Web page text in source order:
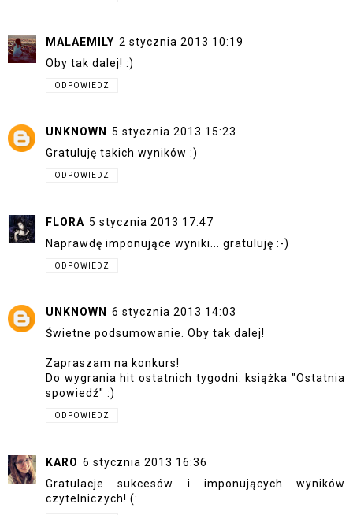
MALAEMILY 2 stycznia 2013 10:19
Oby tak dalej! :)
ODPOWIEDZ
UNKNOWN
5 stycznia 2013 15:23
Gratuluję takich wyników :)
ODPOWIEDZ
FLORA 5 stycznia 2013 17:47
Naprawdę imponujące wyniki... gratuluję :-)
ODPOWIEDZ
UNKNOWN
6 stycznia 2013 14:03
Świetne podsumowanie. Oby tak dalej!
Zapraszam na konkurs!
Do wygrania hit ostatnich tygodni: książka "Ostatnia
spowiedź" :)
ODPOWIEDZ
KARO 6 stycznia 2013 16:36
Gratulacje sukcesów i imponujących wyników
czytelniczych! (: